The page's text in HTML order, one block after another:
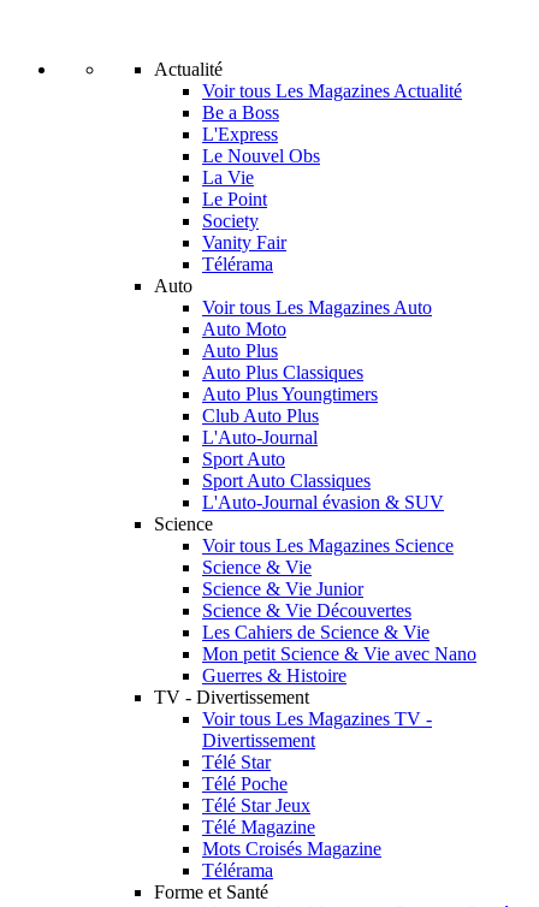
Actualité
Voir tous Les Magazines Actualité
Be a Boss
L'Express
Le Nouvel Obs
La Vie
Le Point
Society
Vanity Fair
Télérama
Auto
Voir tous Les Magazines Auto
Auto Moto
Auto Plus
Auto Plus Classiques
Auto Plus Youngtimers
Club Auto Plus
L'Auto-Journal
Sport Auto
Sport Auto Classiques
L'Auto-Journal évasion & SUV
Science
Voir tous Les Magazines Science
Science & Vie
Science & Vie Junior
Science & Vie Découvertes
Les Cahiers de Science & Vie
Mon petit Science & Vie avec Nano
Guerres & Histoire
TV - Divertissement
Voir tous Les Magazines TV -
Divertissement
Télé Star
Télé Poche
Télé Star Jeux
Télé Magazine
Mots Croisés Magazine
Télérama
Forme et Santé